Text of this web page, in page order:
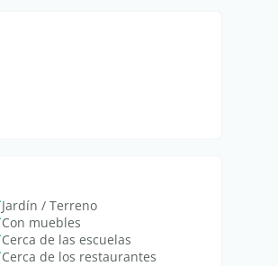
Jardín / Terreno
Con muebles
Cerca de las escuelas
Cerca de los restaurantes